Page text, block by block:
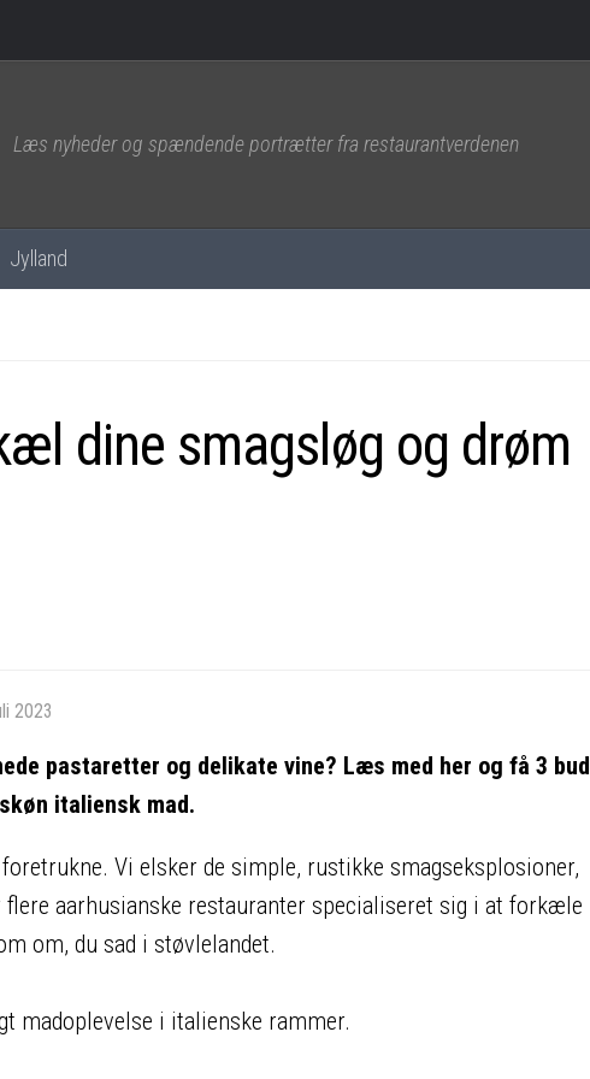
Læs nyheder og spændende portrætter fra restaurantverdenen
Jylland
dine smagsløg og drøm
2023
pastaretter og delikate vine? Læs med her og få 3 bud
italiensk mad.
Vi elsker de simple, rustikke smagseksplosioner,
aarhusianske restauranter specialiseret sig i at forkæle
om, du sad i støvlelandet.
madoplevelse i italienske rammer.